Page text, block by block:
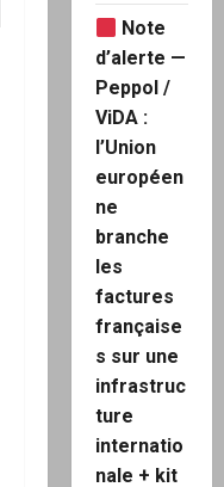
Note
d’alerte —
Peppol /
ViDA :
l’Union
européen
ne
branche
les
factures
française
s sur une
infrastruc
ture
internatio
nale + kit